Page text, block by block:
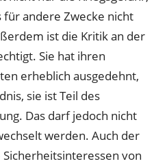
für andere Zwecke nicht
ist die Kritik an der
Sie hat ihren
erheblich ausgedehnt,
sie ist Teil des
Das darf jedoch nicht
werden. Auch der
von